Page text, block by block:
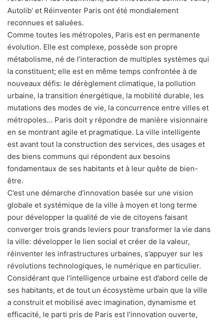
Autolib’ et Réinventer Paris ont été mondialement
reconnues et saluées.
Comme toutes les métropoles, Paris est en permanente
évolution. Elle est complexe, possède son propre
métabolisme, né de l’interaction de multiples systèmes qui
la constituent; elle est en même temps confrontée à de
nouveaux défis: le dérèglement climatique, la pollution
urbaine, la transition énergétique, la mobilité durable, les
mutations des modes de vie, la concurrence entre villes et
métropoles… Paris doit y répondre de manière visionnaire
en se montrant agile et pragmatique. La ville intelligente
est avant tout la construction des services, des usages et
des biens communs qui répondent aux besoins
fondamentaux de ses habitants et à leur quête de bien-
être.
C’est une démarche d’innovation basée sur une vision
globale et systémique de la ville à moyen et long terme
pour développer la qualité de vie de citoyens faisant
converger trois grands leviers pour transformer la vie dans
la ville: développer le lien social et créer de la valeur,
réinventer les infrastructures urbaines, s’appuyer sur les
révolutions technologiques, le numérique en particulier.
Considérant que l’intelligence urbaine est d’abord celle de
ses habitants, et de tout un écosystème urbain que la ville
a construit et mobilisé avec imagination, dynamisme et
efficacité, le parti pris de Paris est l’innovation ouverte,